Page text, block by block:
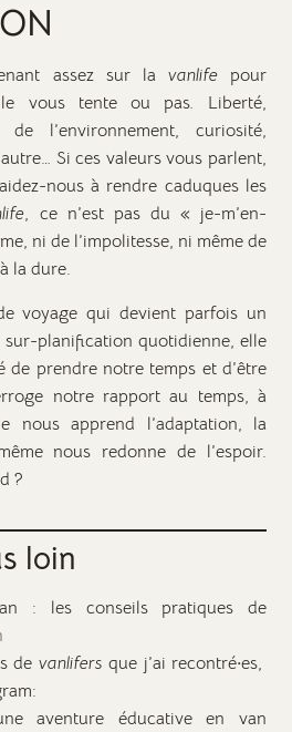
assez sur lavanlife pour
vous tente ou pas. Liberté,
de l’environnement, curiosité,
Si ces valeurs vous parlent,
nous à rendre caduques les
, ce n’est pas du « je-m’en-
ni de l’impolitesse, ni même de
la dure.
voyage qui devient parfois un
planification quotidienne, elle
de prendre notre temps et d’être
notre rapport au temps, à
nous apprend l’adaptation, la
nous redonne de l’espoir.
?
loin
: les conseils pratiques de
de vanlifers que j’ai recontré·es,
aventure éducative en van